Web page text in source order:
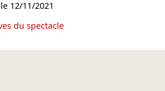
12/11/2021
du spectacle